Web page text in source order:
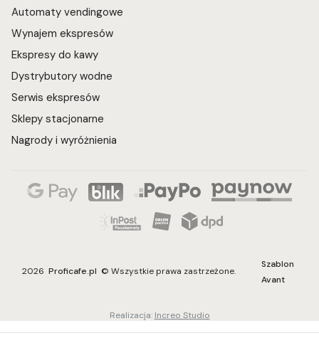
Automaty vendingowe
Wynajem ekspresów
Ekspresy do kawy
Dystrybutory wodne
Serwis ekspresów
Sklepy stacjonarne
Nagrody i wyróżnienia
2026 Proficafe.pl © Wszystkie prawa zastrzeżone.
Szablon
Avant
Realizacja: Increo Studio